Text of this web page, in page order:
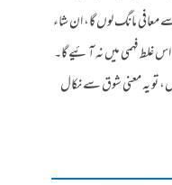
مانگ لوں گا، ان شاء
غلط فہمی میں نہ آئیے گا۔
تو یہ معنی شوق سے نکال